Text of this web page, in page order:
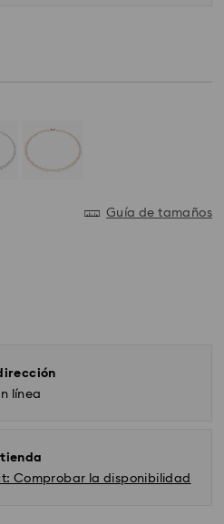
Guía de tamaños
línea
Comprobar la disponibilidad